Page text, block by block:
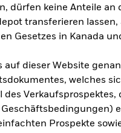
dürfen keine Anteile an
transferieren
Gesetzes in Kanada
auf dieser Website
welches
des
Prospekte